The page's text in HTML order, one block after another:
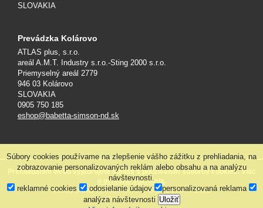
SLOVAKIA
Prevádzka Kolárovo
ATLAS plus, s.r.o.
areál A.M.T. Industry s.r.o.-Sting 2000 s.r.o.
Priemyselný areál 2779
946 03 Kolárovo
SLOVAKIA
0905 750 185
eshop@babetta-simson-nd.sk
Prehliadaním webu vyjadrujete súhlas s používaním súborov cookies. Viac
o ochrane súkromia
Všetky práva vyhradené, ATLAS plus s.r.o. © 2026
Tvorba web stránok
Súbory cookies používame na zlepšenie vášho zážitku z prehliadania, na
zobrazovanie personalizovaných reklám alebo obsahu a na analýzu
návštevnosti.
reklamné cookies
odosielanie údajov
personalizovaná reklama
analýza návštevnosti Uložiť